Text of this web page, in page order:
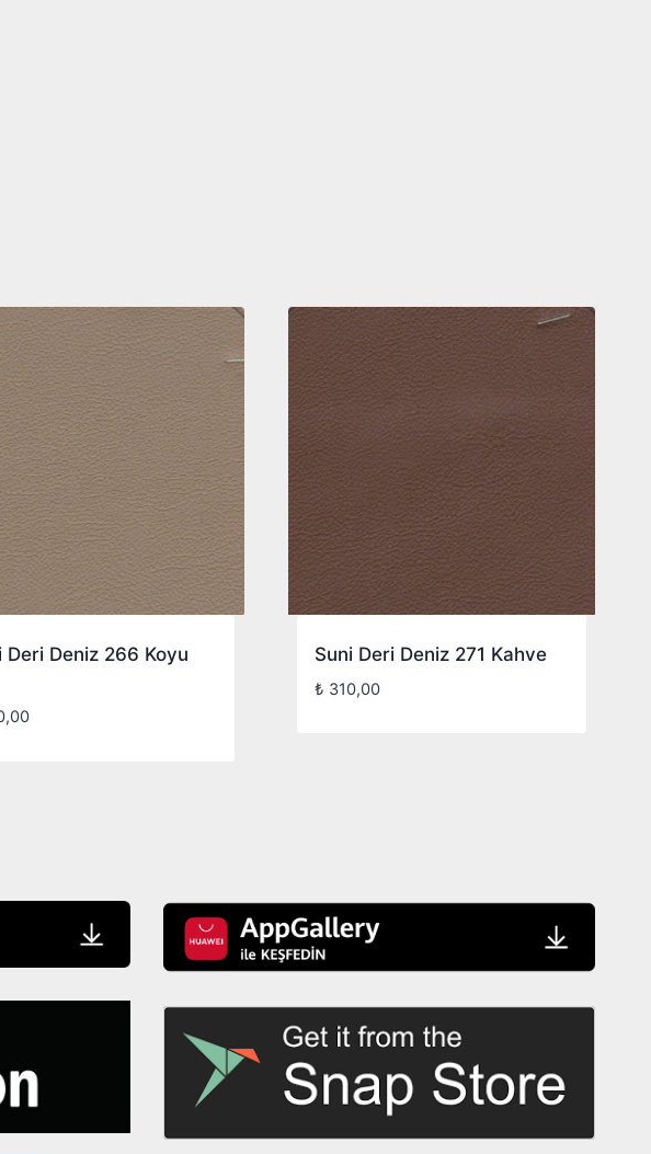
Deri Deniz 266 Koyu
Suni Deri Deniz 271 Kahve
₺ 310,00